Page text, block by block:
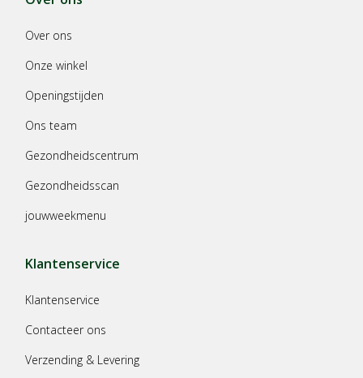
Over ons
Onze winkel
Openingstijden
Ons team
Gezondheidscentrum
Gezondheidsscan
jouwweekmenu
Klantenservice
Klantenservice
Contacteer ons
Verzending & Levering